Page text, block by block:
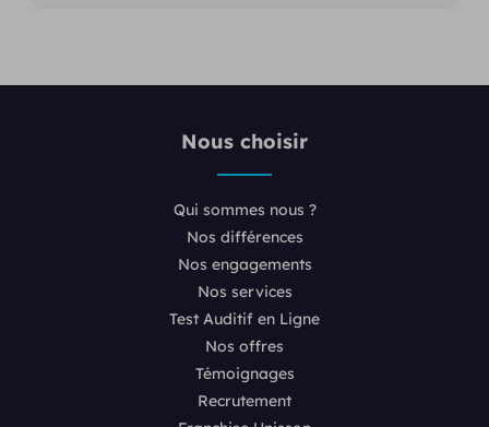
Nous choisir
Qui sommes nous ?
Nos différences
Nos engagements
Nos services
Test Auditif en Ligne
Nos offres
Témoignages
Recrutement